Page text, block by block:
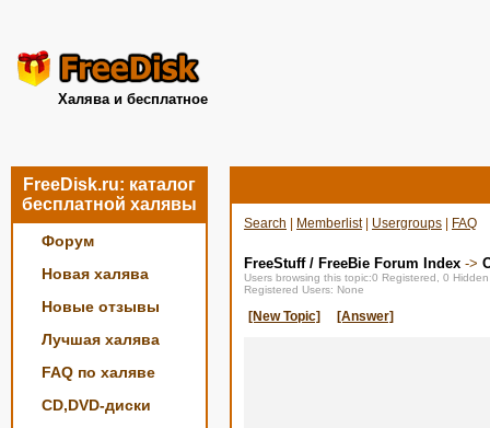
Халява и бесплатное
FreeDisk.ru: каталог
бесплатной халявы
Форум
Новая халява
Новые отзывы
Лучшая халява
FAQ по халяве
CD,DVD-диски
Search Memberlist| Usergroups FAQ
FreeStuff / FreeBie Forum Index ->
Users browsing this topic:0 Registered, 0
Registered Users: None
[New Topic] [Answer]